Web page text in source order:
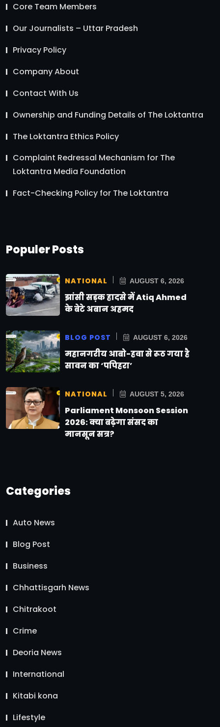
Core Team Members
Our Journalists – Uttar Pradesh
Privacy Policy
Company About
Contact With Us
Ownership and Funding Details of The Loktantra
The Loktantra Ethics Policy
Complaint Redressal Mechanism for The
Loktantra Media Foundation
Fact-Checking Policy for The Loktantra
Populer Posts
NATIONAL AUGUST 6, 2026
झांसी सड़क हादसे में Atiq Ahmed
के बेटे अबान अहमद
BLOG POST AUGUST 6, 2026
महानगरीय आबो-हवा से रूठ गया है
सावन का ‘पपिहरा’
NATIONAL AUGUST 5, 2026
Parliament Monsoon Session
2026: क्या बढ़ेगा संसद का
मानसून सत्र?
Categories
Auto News
Blog Post
Business
Chhattisgarh News
Chitrakoot
Crime
Deoria News
International
Kitabi kona
Lifestyle